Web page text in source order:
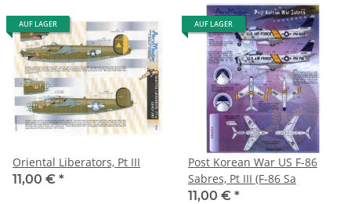
AUF LAGER
Oriental Liberators, Pt III
11,00 € *
AUF LAGER
Post Korean War US F-86
Sabres, Pt III (F-86 Sa
11,00 € *